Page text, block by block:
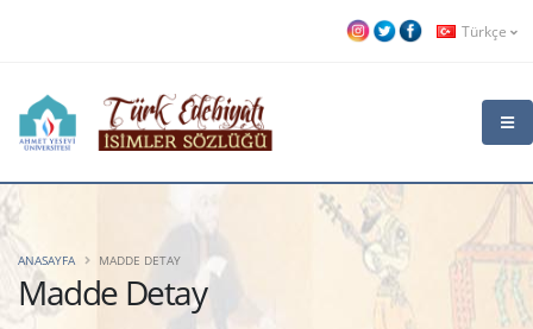
Türkçe
Madde Detay
ANASAYFA MADDE DETAY